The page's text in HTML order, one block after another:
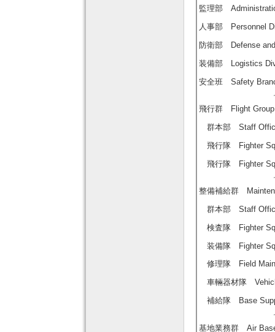
監理部
人事部 Personnel
防衛部 Defense
装備部 Logistics
安全班 Safety
飛行群 Flight Group
群本部 Staff
飛行隊 Fighter
飛行隊 Fighter
整備補給群
群本部 Staff
検査隊 Fighter
装備隊 Fighter
修理隊 Field
車輛器材隊
補給隊 Base
基地業務群 Air